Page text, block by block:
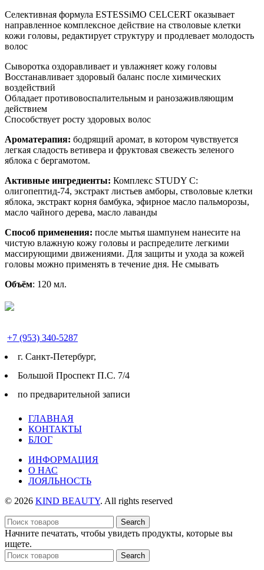
Селективная формула ESTESSiMO CELCERT оказывает
направленное комплексное действие на стволовые клетки
кожи головы, редактирует структуру и продлевает молодость
волос
Сыворотка оздоравливает и увлажняет кожу головы
Восстанавливает здоровый баланс после химических
воздействий
Обладает противовоспалительным и ранозаживляющим
действием
Способствует росту здоровых волос
Ароматерапия: бодрящий аромат, в котором чувствуется
легкая сладость ветивера и фруктовая свежесть зеленого
яблока с бергамотом.
Активные ингредиенты: Комплекс STUDY C:
олигопептид-74, экстракт листьев амборы, стволовые клетки
яблока, экстракт корня бамбука, эфирное масло пальморозы,
масло чайного дерева, масло лаванды
Способ применения: после мытья шампунем нанесите на
чистую влажную кожу головы и распределите легкими
массирующими движениями. Для защиты и ухода за кожей
головы можно применять в течение дня. Не смывать
Объём: 120 мл.
+7 (953) 340-5287
г. Cанкт-Петербург,
Большой Проспект П.С. 7/4
по предварительной записи
ГЛАВНАЯ
КОНТАКТЫ
БЛОГ
ИНФОРМАЦИЯ
О НАС
ЛОЯЛЬНОСТЬ
© 2026 KIND BEAUTY. All rights reserved
Search
Начните печатать, чтобы увидеть продукты, которые вы
ищете.
Search